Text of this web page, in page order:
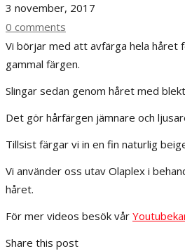
3 november, 2017
0 comments
Vi börjar med att avfärga hela håret
gammal färgen.
Slingar sedan genom håret med
Det gör hårfärgen jämnare och
Tillsist färgar vi in en fin naturlig
Vi använder oss utav Olaplex i
håret.
För mer videos besök vår
Share this post